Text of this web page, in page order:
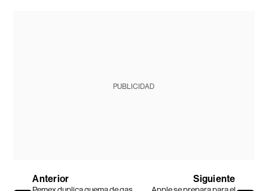
PUBLICIDAD
Anterior Siguiente